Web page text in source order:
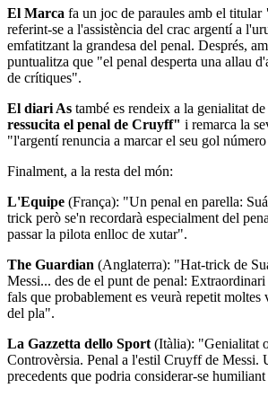
El Marca fa un joc de paraules amb el titular
referint-se a l'assistència del crac argentí a
emfatitzant la grandesa del penal. Després,
puntualitza que "el penal desperta una allau
de crítiques".
El diari As també es rendeix a la genialitat
ressucita el penal de Cruyff" i remarca la
"l'argentí renuncia a marcar el seu gol
Finalment, a la resta del món:
L'Equipe (França): "Un penal en parella:
trick però se'n recordarà especialment del
passar la pilota enlloc de xutar".
The Guardian (Anglaterra): "Hat-trick de
Messi... des de el punt de penal:
fals que probablement es veurà repetit moltes
del pla".
La Gazzetta dello Sport (Itàlia): "Genialitat
Controvèrsia. Penal a l'estil Cruyff de Messi.
precedents que podria considerar-se